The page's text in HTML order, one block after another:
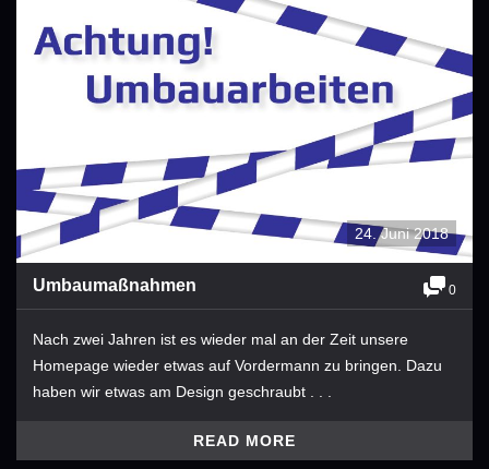
24. Juni 2018
Umbaumaßnahmen 0
Nach zwei Jahren ist es wieder mal an der Zeit unsere
Homepage wieder etwas auf Vordermann zu bringen. Dazu
haben wir etwas am Design geschraubt . . .
READ MORE